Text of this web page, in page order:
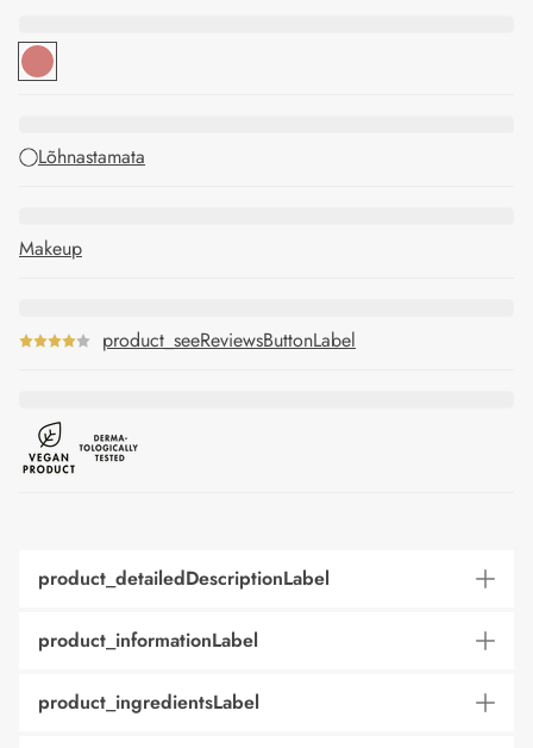
Lõhnastamata
Makeup
product_seeReviewsButtonLabel
product_detailedDescriptionLabel
product_informationLabel
product_ingredientsLabel